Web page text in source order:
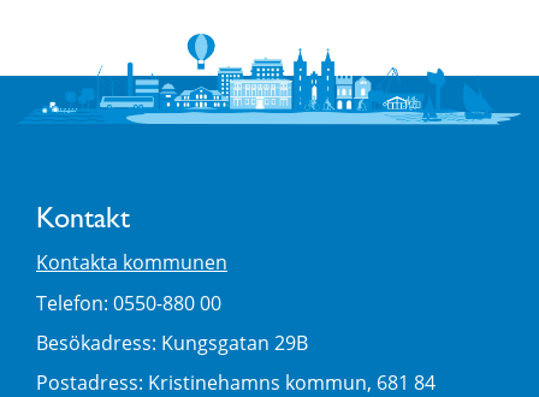
Kontakt
Kontakta kommunen
Telefon: 0550-880 00
Besökadress: Kungsgatan 29B
Postadress: Kristinehamns kommun, 681 84